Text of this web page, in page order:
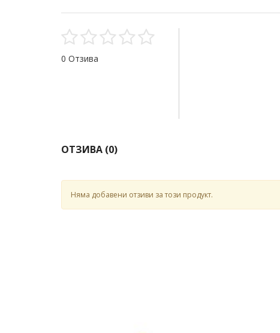
0 Отзива
ОТЗИВА (0)
Няма добавени отзиви за този продукт.